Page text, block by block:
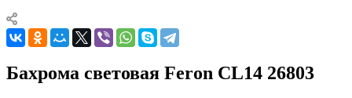
Бахрома световая Feron CL14 26803